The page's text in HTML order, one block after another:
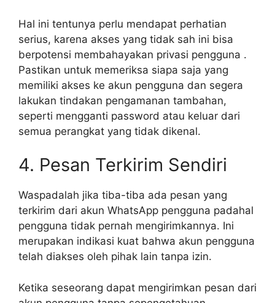
Hal ini tentunya perlu mendapat perhatian
serius, karena akses yang tidak sah ini bisa
berpotensi membahayakan privasi pengguna .
Pastikan untuk memeriksa siapa saja yang
memiliki akses ke akun pengguna dan segera
lakukan tindakan pengamanan tambahan,
seperti mengganti password atau keluar dari
semua perangkat yang tidak dikenal.
4. Pesan Terkirim Sendiri
Waspadalah jika tiba-tiba ada pesan yang
terkirim dari akun WhatsApp pengguna padahal
pengguna tidak pernah mengirimkannya. Ini
merupakan indikasi kuat bahwa akun pengguna
telah diakses oleh pihak lain tanpa izin.
Ketika seseorang dapat mengirimkan pesan dari